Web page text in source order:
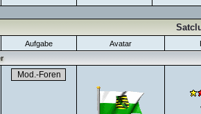
Aufgabe Avatar